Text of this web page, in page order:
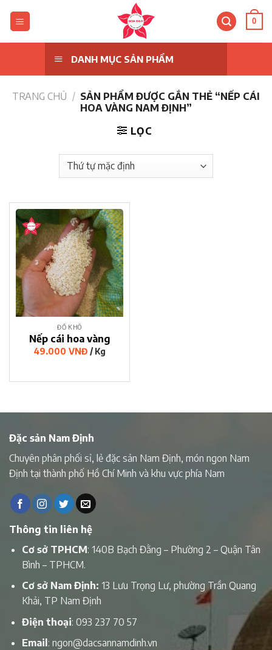
0
DANH MỤC SẢN PHẨM
TRANG CHỦ / SẢN PHẨM ĐƯỢC GẮN THẺ “NẾP CÁI
HOA VÀNG NAM ĐỊNH”
LỌC
ĐỒ KHÔ
Nếp cái hoa vàng
49.000 VNĐ / Kg
Đặc sản Nam Định
Chuyên phân phối sỉ, lẻ đặc sản Nam Định, món ngon Nam
Định tại thành phố Hồ Chí Minh và khu vực phía Nam
Thông tin liên hệ
Cơ sở TPHCM: 140B Bạch Đằng – Phường 2 – Quận Tân
Bình – TPHCM.
Cơ sở Nam Định: 13 Lưu Trọng Lư, phường Trần Quang
Khải, TP Nam Định
Điện thoại: 093 237 70 57
Email : ngon@dacsannamdinh.vn